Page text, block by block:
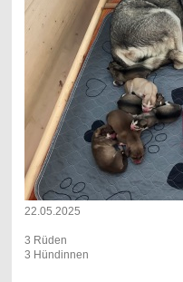
22.05.2025
3 Rüden
3 Hündinnen